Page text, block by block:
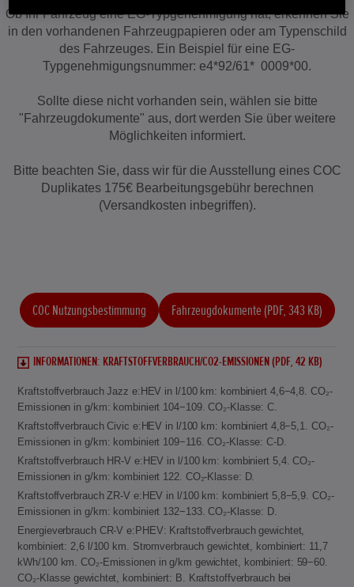
Ob Ihr Fahrzeug eine EG-Typgenehmigung hat, erkennen Sie
in den vorhandenen Fahrzeugpapieren oder am Typenschild
des Fahrzeuges. Ein Beispiel für eine EG-
Typgenehmigungsnummer: e4*92/61* 0009*00.
Sollte diese nicht vorhanden sein, wählen sie bitte
"Fahrzeugdokumente" aus, dort werden Sie über weitere
Möglichkeiten informiert.
Bitte beachten Sie, dass wir für die Ausstellung eines COC
Duplikates 175€ Bearbeitungsgebühr berechnen
(Versandkosten inbegriffen).
COC Nutzungsbestimmung Fahrzeugdokumente (PDF, 343 KB)
INFORMATIONEN: KRAFTSTOFFVERBRAUCH/CO2-EMISSIONEN (PDF, 42 KB)
Kraftstoffverbrauch Jazz e:HEV in l/100 km: kombiniert 4,6−4,8. CO₂-
Emissionen in g/km: kombiniert 104−109. CO₂-Klasse: C.
Kraftstoffverbrauch Civic e:HEV in l/100 km: kombiniert 4,8−5,1. CO₂-
Emissionen in g/km: kombiniert 109−116. CO₂-Klasse: C-D.
Kraftstoffverbrauch HR-V e:HEV in l/100 km: kombiniert 5,4. CO₂-
Emissionen in g/km: kombiniert 122. CO₂-Klasse: D.
Kraftstoffverbrauch ZR-V e:HEV in l/100 km: kombiniert 5,8−5,9. CO₂-
Emissionen in g/km: kombiniert 132−133. CO₂-Klasse: D.
Energieverbrauch CR-V e:PHEV: Kraftstoffverbrauch gewichtet,
kombiniert: 2,6 l/100 km. Stromverbrauch gewichtet, kombiniert: 11,7
kWh/100 km. CO₂-Emissionen in g/km gewichtet, kombiniert: 59−60.
CO₂-Klasse gewichtet, kombiniert: B. Kraftstoffverbrauch bei